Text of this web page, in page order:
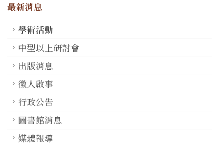
最新消息
學術活動
中型以上研討會
出版消息
徵人啟事
行政公告
圖書館消息
媒體報導